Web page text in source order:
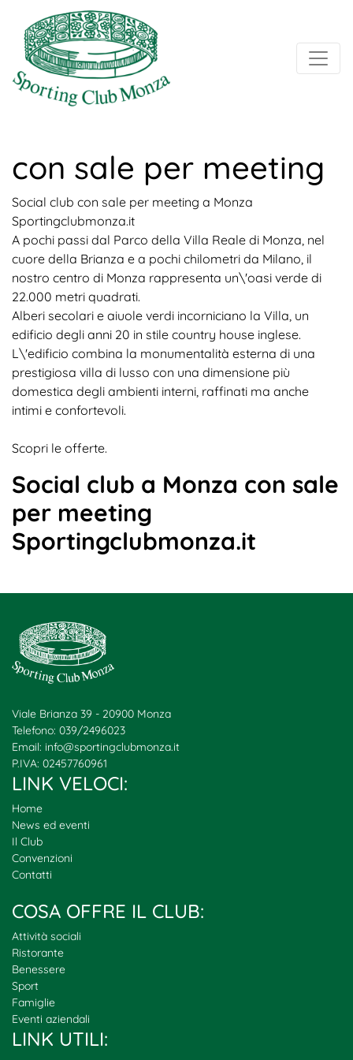
con sale per meeting
Social club con sale per meeting a Monza
Sportingclubmonza.it
A pochi passi dal Parco della Villa Reale di Monza, nel
cuore della Brianza e a pochi chilometri da Milano, il
nostro centro di Monza rappresenta un\'oasi verde di
22.000 metri quadrati.
Alberi secolari e aiuole verdi incorniciano la Villa, un
edificio degli anni 20 in stile country house inglese.
L\'edificio combina la monumentalità esterna di una
prestigiosa villa di lusso con una dimensione più
domestica degli ambienti interni, raffinati ma anche
intimi e confortevoli.
Scopri le offerte.
Social club a Monza con sale
per meeting
Sportingclubmonza.it
Viale Brianza 39 - 20900 Monza
Telefono: 039/2496023
Email: info@sportingclubmonza.it
P.IVA: 02457760961
LINK VELOCI:
Home
News ed eventi
Il Club
Convenzioni
Contatti
COSA OFFRE IL CLUB:
Attività sociali
Ristorante
Benessere
Sport
Famiglie
Eventi aziendali
LINK UTILI: